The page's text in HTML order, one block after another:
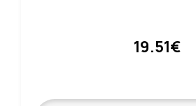
19.51€